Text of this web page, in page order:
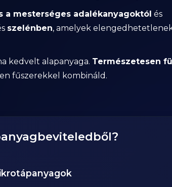
a mesterséges adalékanyagoktól és
szelénben, amelyek
kedvelt alapanyaga. Természetesen
fűszerekkel kombináld.